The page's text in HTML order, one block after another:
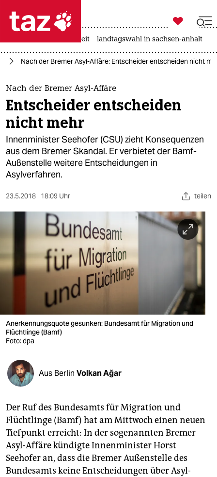
 taz zahl ich
taz zahl ich
themen
politik
öko
gesellschaft
kultur
sport
nord
wahrheit
veranstaltungen
shop
fragen & hilfe
unterstützen
genossenschaft
epaper login

taz zahl ich
arbeit landtagswahl in sachsen-anhalt
Nach der Bremer Asyl-Affäre: Entscheider entscheiden nicht
Nach der Bremer Asyl-Affäre
Entscheider entscheiden
nicht mehr
Innenminister Seehofer (CSU) zieht Konsequenzen
aus dem Bremer Skandal. Er verbietet der Bamf-
Außenstelle weitere Entscheidungen in
Asylverfahren.
23.5.2018 18:09 Uhr teilen
Anerkennungsquote gesunken: Bundesamt für Migration und
Flüchtlinge (Bamf)
Foto: dpa
Aus Berlin Volkan Ağar
Der Ruf des Bundesamts für Migration und
Flüchtlinge (Bamf) hat am Mittwoch einen neuen
Tiefpunkt erreicht: In der sogenannten Bremer
Asyl-Affäre kündigte Innenminister Horst
Seehofer an, dass die Bremer Außenstelle des
Bundesamts keine Entscheidungen über Asyl­